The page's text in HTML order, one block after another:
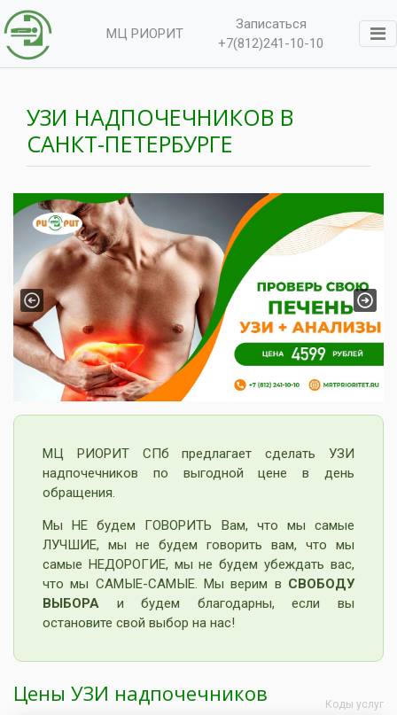
МЦ РИОРИТ
Записаться
+7(812)241-10-10
УЗИ НАДПОЧЕЧНИКОВ В
САНКТ-ПЕТЕРБУРГЕ
Previous Next
МЦ РИОРИТ СПб предлагает сделать УЗИ
надпочечников по выгодной цене в день
обращения.
Мы НЕ будем ГОВОРИТЬ Вам, что мы самые
ЛУЧШИЕ, мы не будем говорить вам, что мы
самые НЕДОРОГИЕ, мы не будем убеждать вас,
что мы САМЫЕ-САМЫЕ. Мы верим в СВОБОДУ
ВЫБОРА и будем благодарны, если вы
остановите свой выбор на нас!
Цены УЗИ надпочечников Коды услуг